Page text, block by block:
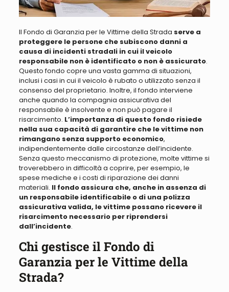
Il Fondo di Garanzia per le Vittime della Strada serve a
proteggere le persone che subiscono danni a
causa di incidenti stradali in cui il veicolo
responsabile non è identificato o non è assicurato.
Questo fondo copre una vasta gamma di situazioni,
inclusi i casi in cui il veicolo è rubato o utilizzato senza il
consenso del proprietario. Inoltre, il fondo interviene
anche quando la compagnia assicurativa del
responsabile è insolvente e non può pagare il
risarcimento. L’importanza di questo fondo risiede
nella sua capacità di garantire che le vittime non
rimangano senza supporto economico,
indipendentemente dalle circostanze dell’incidente.
Senza questo meccanismo di protezione, molte vittime si
troverebbero in difficoltà a coprire, per esempio, le
spese mediche e i costi di riparazione dei danni
materiali. Il fondo assicura che, anche in assenza di
un responsabile identificabile o di una polizza
assicurativa valida, le vittime possano ricevere il
risarcimento necessario per riprendersi
dall’incidente.
Chi gestisce il Fondo di
Garanzia per le Vittime della
Strada?